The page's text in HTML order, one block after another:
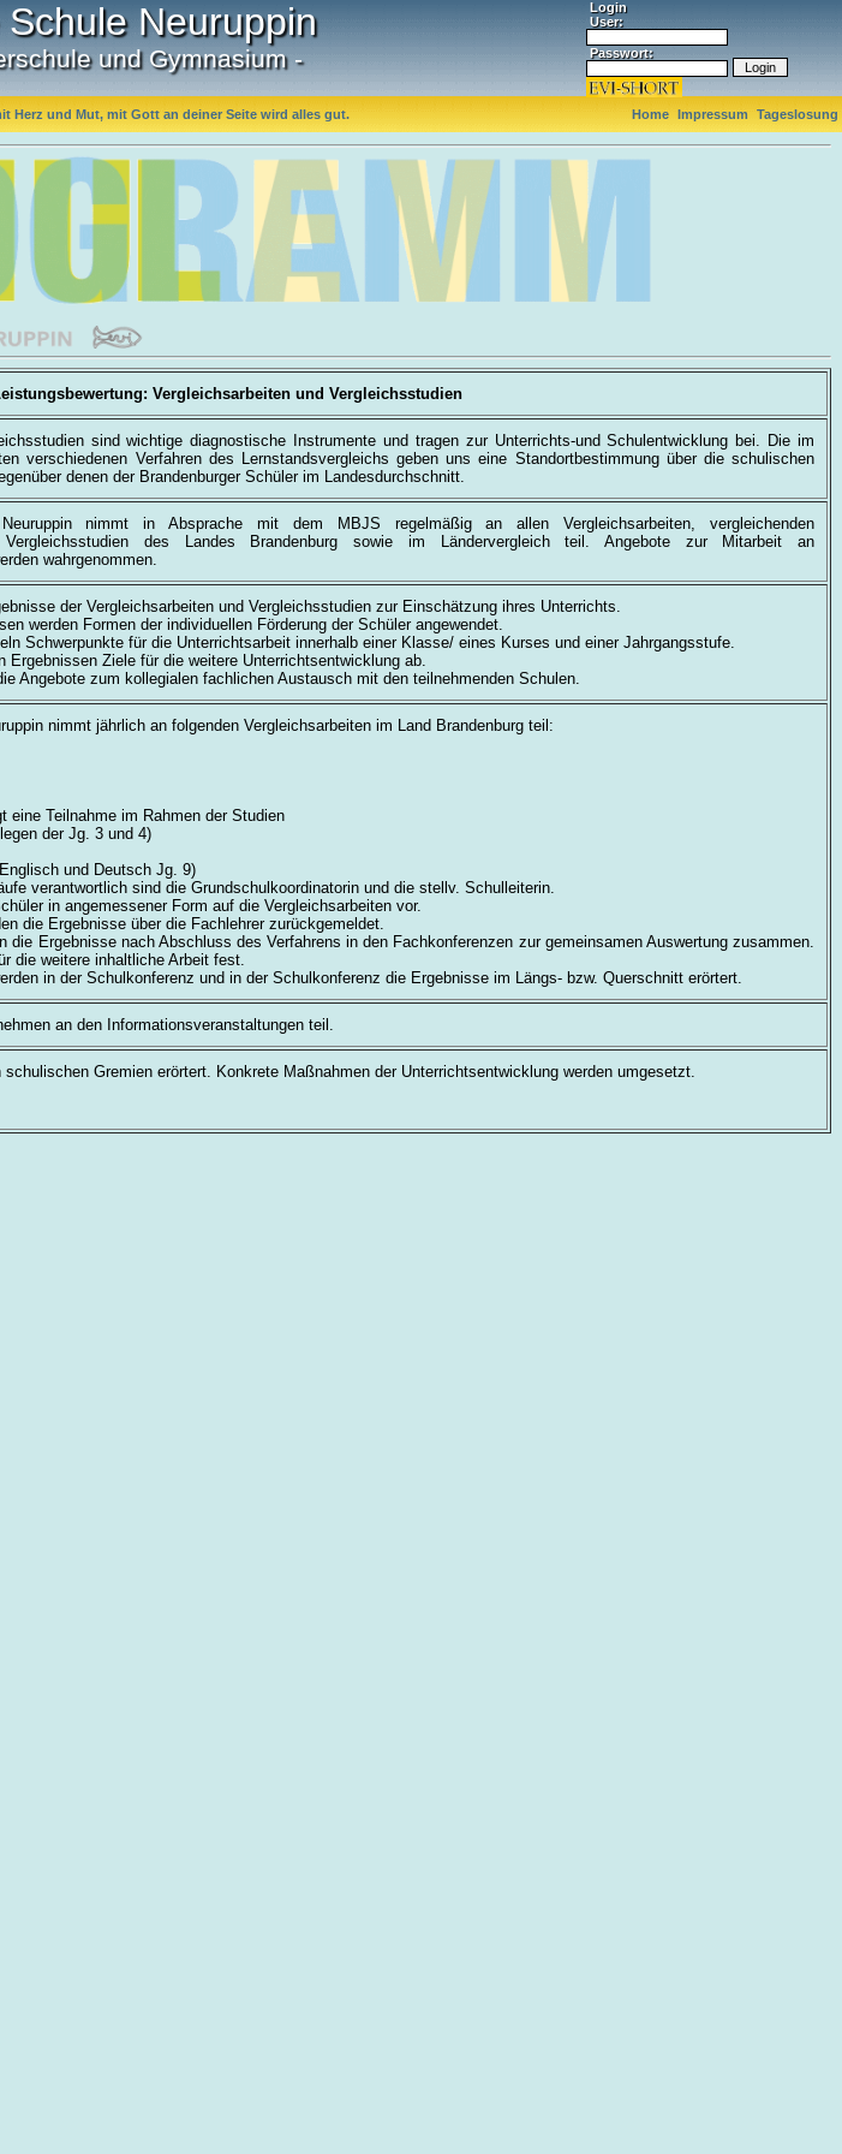
Neuruppin
und Gymnasium -
Login
User:
Passwort:
Herz und Mut, mit Gott an deiner Seite wird alles gut. Home Impressum Tageslosung
Vergleichsarbeiten und Vergleichsstudien
sind wichtige diagnostische Instrumente und tragen zur Unterrichts-und Schulentwicklung bei. Die im
verschiedenen Verfahren des Lernstandsvergleichs geben uns eine Standortbestimmung über die schulischen
denen der Brandenburger Schüler im Landesdurchschnitt.
nimmt in Absprache mit dem MBJS regelmäßig an allen Vergleichsarbeiten, vergleichenden
Vergleichsstudien des Landes Brandenburg sowie im Ländervergleich teil. Angebote zur Mitarbeit an
wahrgenommen.
der Vergleichsarbeiten und Vergleichsstudien zur Einschätzung ihres Unterrichts.
werden Formen der individuellen Förderung der Schüler angewendet.
Schwerpunkte für die Unterrichtsarbeit innerhalb einer Klasse/ eines Kurses und einer Jahrgangsstufe.
Ergebnissen Ziele für die weitere Unterrichtsentwicklung ab.
Angebote zum kollegialen fachlichen Austausch mit den teilnehmenden Schulen.
nimmt jährlich an folgenden Vergleichsarbeiten im Land Brandenburg teil:
eine Teilnahme im Rahmen der Studien
der Jg. 3 und 4)
und Deutsch Jg. 9)
verantwortlich sind die Grundschulkoordinatorin und die stellv. Schulleiterin.
in angemessener Form auf die Vergleichsarbeiten vor.
die Ergebnisse über die Fachlehrer zurückgemeldet.
die Ergebnisse nach Abschluss des Verfahrens in den Fachkonferenzen zur gemeinsamen Auswertung zusammen.
die weitere inhaltliche Arbeit fest.
in der Schulkonferenz und in der Schulkonferenz die Ergebnisse im Längs- bzw. Querschnitt erörtert.
an den Informationsveranstaltungen teil.
schulischen Gremien erörtert. Konkrete Maßnahmen der Unterrichtsentwicklung werden umgesetzt.